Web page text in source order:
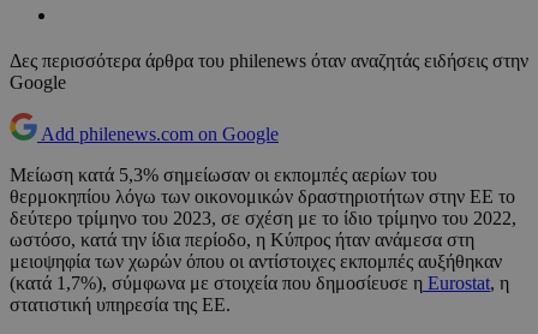
Δες περισσότερα άρθρα του philenews όταν αναζητάς ειδήσεις στην
Google
Add philenews.com on Google
Μείωση κατά 5,3% σημείωσαν οι εκπομπές αερίων του
θερμοκηπίου λόγω των οικονομικών δραστηριοτήτων στην ΕΕ το
δεύτερο τρίμηνο του 2023, σε σχέση με το ίδιο τρίμηνο του 2022,
ωστόσο, κατά την ίδια περίοδο, η Κύπρος ήταν ανάμεσα στη
μειοψηφία των χωρών όπου οι αντίστοιχες εκπομπές αυξήθηκαν
(κατά 1,7%), σύμφωνα με στοιχεία που δημοσίευσε η Eurostat, η
στατιστική υπηρεσία της ΕΕ.